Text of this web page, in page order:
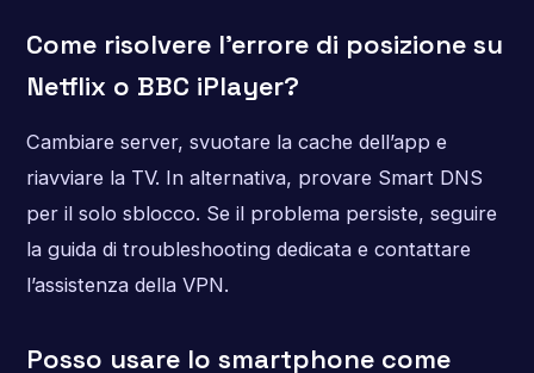
Come risolvere l’errore di posizione su
Netflix o BBC iPlayer?
Cambiare server, svuotare la cache dell’app e
riavviare la TV. In alternativa, provare Smart DNS
per il solo sblocco. Se il problema persiste, seguire
la guida di troubleshooting dedicata e contattare
l’assistenza della VPN.
Posso usare lo smartphone come